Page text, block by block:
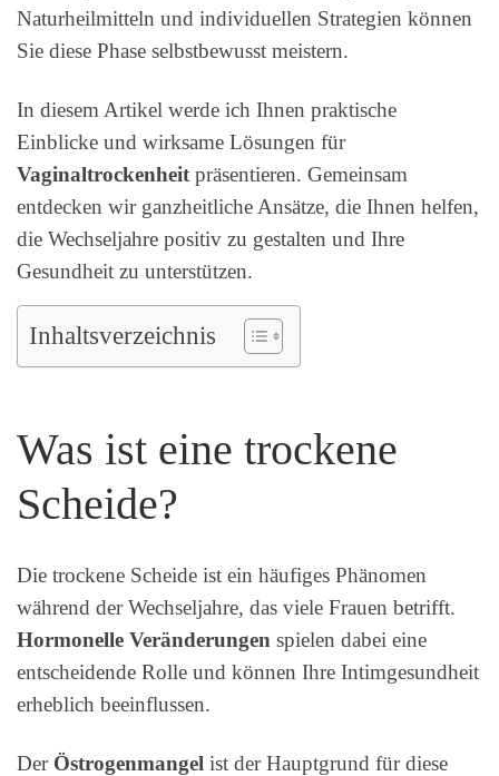
Naturheilmitteln und individuellen Strategien können
Sie diese Phase selbstbewusst meistern.
In diesem Artikel werde ich Ihnen praktische
Einblicke und wirksame Lösungen für
Vaginaltrockenheit präsentieren. Gemeinsam
entdecken wir ganzheitliche Ansätze, die Ihnen helfen,
die Wechseljahre positiv zu gestalten und Ihre
Gesundheit zu unterstützen.
Inhaltsverzeichnis
Was ist eine trockene
Scheide?
Die trockene Scheide ist ein häufiges Phänomen
während der Wechseljahre, das viele Frauen betrifft.
Hormonelle Veränderungen spielen dabei eine
entscheidende Rolle und können Ihre Intimgesundheit
erheblich beeinflussen.
Der Östrogenmangel ist der Hauptgrund für diese